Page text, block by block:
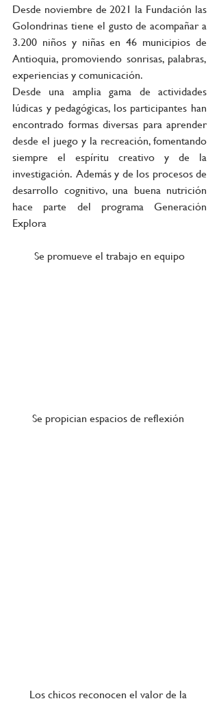
Desde noviembre de 2021 la Fundación las
Golondrinas tiene el gusto de acompañar a
3.200 niños y niñas en 46 municipios de
Antioquia, promoviendo sonrisas, palabras,
experiencias y comunicación.
Desde una amplia gama de actividades
lúdicas y pedagógicas, los participantes han
encontrado formas diversas para aprender
desde el juego y la recreación, fomentando
siempre el espíritu creativo y de la
investigación.  Además y de los procesos de
desarrollo cognitivo, una buena nutrición
hace parte del programa Generación
Explora
Se promueve el trabajo en equipo
Se propician espacios de reflexión
Los chicos reconocen el valor de la